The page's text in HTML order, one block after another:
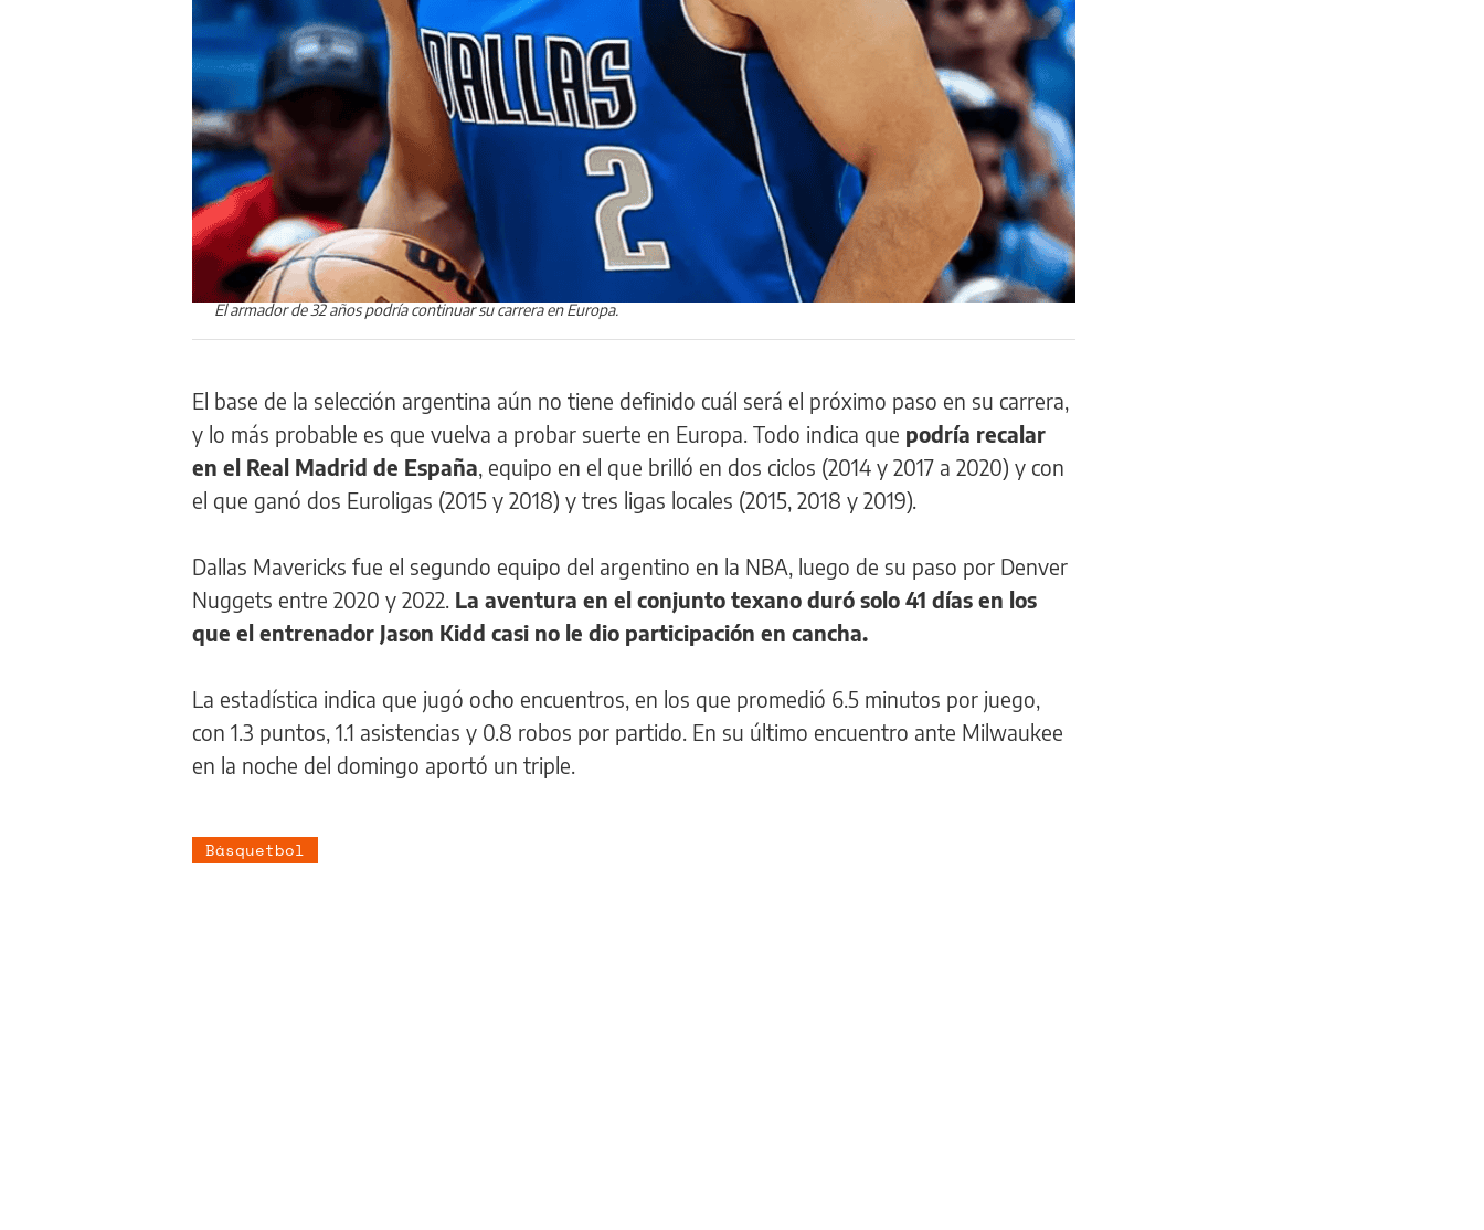
El armador de 32 años podría continuar su carrera en Europa.
El base de la selección argentina aún no tiene definido cuál será el próximo paso en su carrera,
y lo más probable es que vuelva a probar suerte en Europa. Todo indica que podría recalar
en el Real Madrid de España , equipo en el que brilló en dos ciclos (2014 y 2017 a 2020) y con
el que ganó dos Euroligas (2015 y 2018) y tres ligas locales (2015, 2018 y 2019).
Dallas Mavericks fue el segundo equipo del argentino en la NBA, luego de su paso por Denver
Nuggets entre 2020 y 2022. La aventura en el conjunto texano duró solo 41 días en los
que el entrenador Jason Kidd casi no le dio participación en cancha.
La estadística indica que jugó ocho encuentros, en los que promedió 6.5 minutos por juego,
con 1.3 puntos, 1.1 asistencias y 0.8 robos por partido. En su último encuentro ante Milwaukee
en la noche del domingo aportó un triple.
Básquetbol